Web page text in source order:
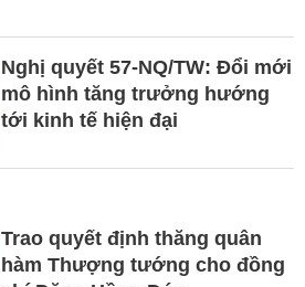
Nghị quyết 57-NQ/TW: Đổi mới
mô hình tăng trưởng hướng
tới kinh tế hiện đại
Trao quyết định thăng quân
hàm Thượng tướng cho đồng